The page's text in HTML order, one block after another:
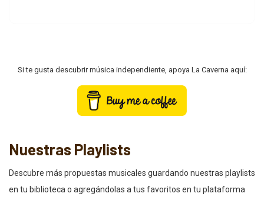
Si te gusta descubrir música independiente, apoya La Caverna aquí:
Nuestras Playlists
Descubre más propuestas musicales guardando nuestras playlists
en tu biblioteca o agregándolas a tus favoritos en tu plataforma